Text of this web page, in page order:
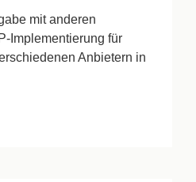
mit anderen
Implementierung für
Anbietern in